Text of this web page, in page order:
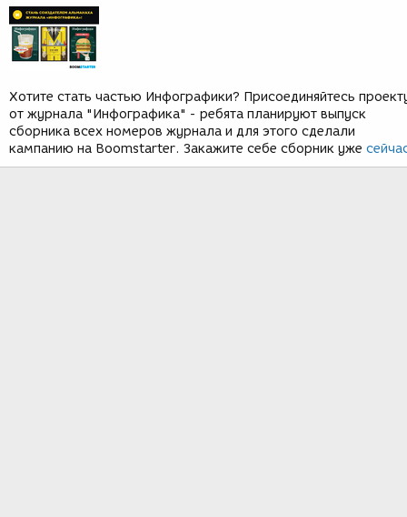
Хотите стать частью Инфографики? Присоединяйтесь
от журнала "Инфографика" - ребята планируют выпуск
сборника всех номеров журнала и для этого сделали
кампанию на Boomstarter. Закажите себе сборник уже